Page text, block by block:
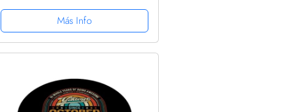
IntercambiableMás Info